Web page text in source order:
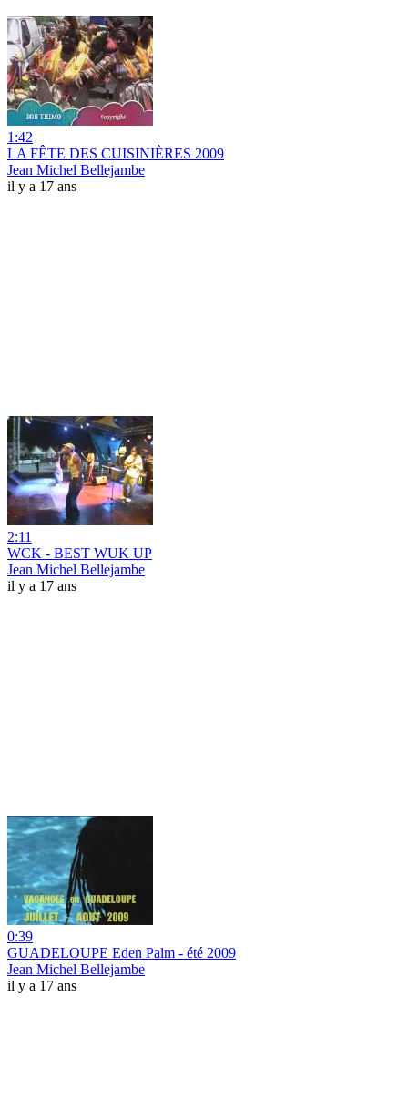
1:42
LA FÊTE DES CUISINIÈRES 2009
Jean Michel Bellejambe
il y a 17 ans
2:11
WCK - BEST WUK UP
Jean Michel Bellejambe
il y a 17 ans
0:39
GUADELOUPE Eden Palm - été 2009
Jean Michel Bellejambe
il y a 17 ans